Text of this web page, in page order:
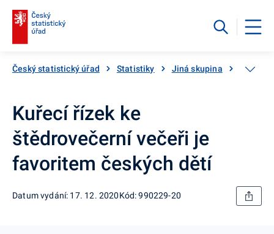
Český statistický úřad Statistiky Jiná skupina
Kuřecí řízek ke
štědrovečerní večeři je
favoritem českých dětí
Datum vydání: 17. 12. 2020Kód: 990229-20